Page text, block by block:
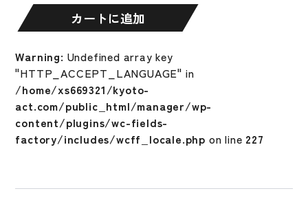
ー
ブ
プ
ロ
ス
テ
イ
タ
カートに追加
Warning: Undefined array key
"HTTP_ACCEPT_LANGUAGE" in
/home/xs669321/kyoto-
act.com/public_html/manager/wp-
content/plugins/wc-fields-
factory/includes/wcff_locale.php on line 227